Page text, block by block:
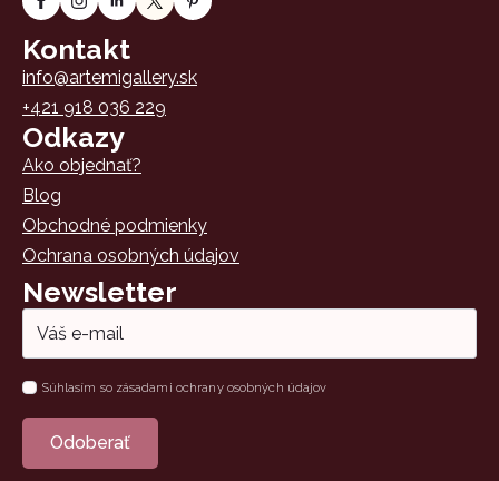
Kontakt
info@artemigallery.sk
+421 918 036 229
Odkazy
Ako objednať?
Blog
Obchodné podmienky
Ochrana osobných údajov
Newsletter
Email
SúhlasSúhlasím so zásadami ochrany osobných údajov
Odoberať